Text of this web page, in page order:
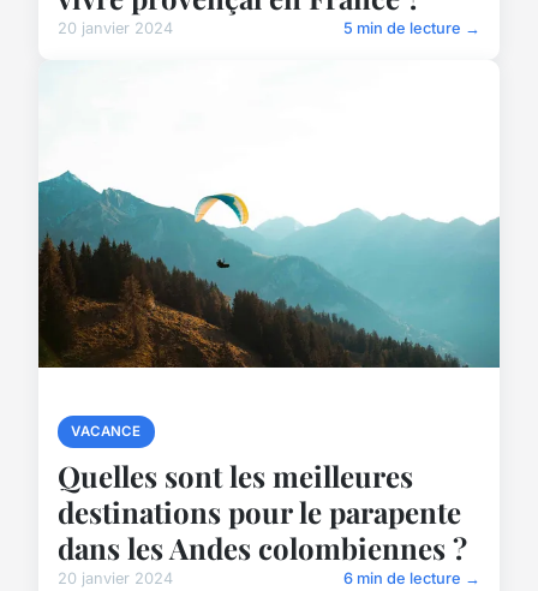
20 janvier 2024 5 min de lecture →
VACANCE
Quelles sont les meilleures
destinations pour le parapente
dans les Andes colombiennes ?
20 janvier 2024 6 min de lecture →